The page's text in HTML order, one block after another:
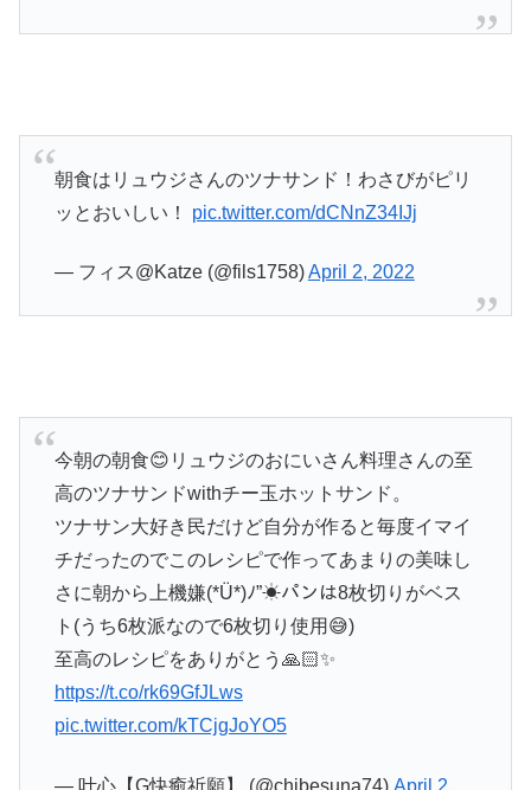
朝食はリュウジさんのツナサンド！わさびがピリ
ッとおいしい！ pic.twitter.com/dCNnZ34IJj
— フィス@Katze (@fils1758)April 2, 2022
今朝の朝食😊リュウジのおにいさん料理さんの至
高のツナサンドwithチー玉ホットサンド。
ツナサン大好き民だけど自分が作ると毎度イマイ
チだったのでこのレシピで作ってあまりの美味し
さに朝から上機嫌(*Ü*)ﾉ”☀パンは8枚切りがベス
ト(うち6枚派なので6枚切り使用😅)
至高のレシピをありがとう🙏🏻✨
https://t.co/rk69GfJLws
pic.twitter.com/kTCjgJoYO5
— 叶心【G快癒祈願】 (@chibesuna74) April 2,